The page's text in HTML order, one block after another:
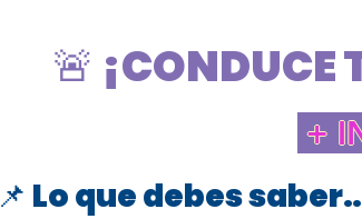
🚨 ¡CONDUCE
+
📌 Lo que debes